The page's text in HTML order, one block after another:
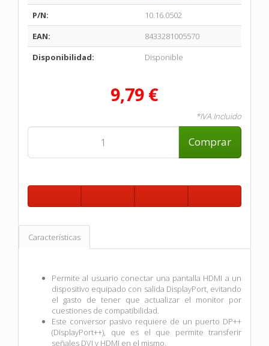
P/N:
10.16.0502
EAN:
8433281005570
Disponibilidad:
Disponible
9,79 €
*IVA Incluido
Comprar
Características
Permite al usuario conectar una pantalla HDMI a un
dispositivo equipado con salida DisplayPort, evitando
el gasto de tener que actualizar el monitor por
cuestiones de compatibilidad.
Este conversor pasivo requiere de un puerto DP++
(DisplayPort++), que es el que permite transferir
señales DVI y HDMI en el mismo.